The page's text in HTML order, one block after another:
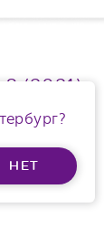
НЕТ
(2021)